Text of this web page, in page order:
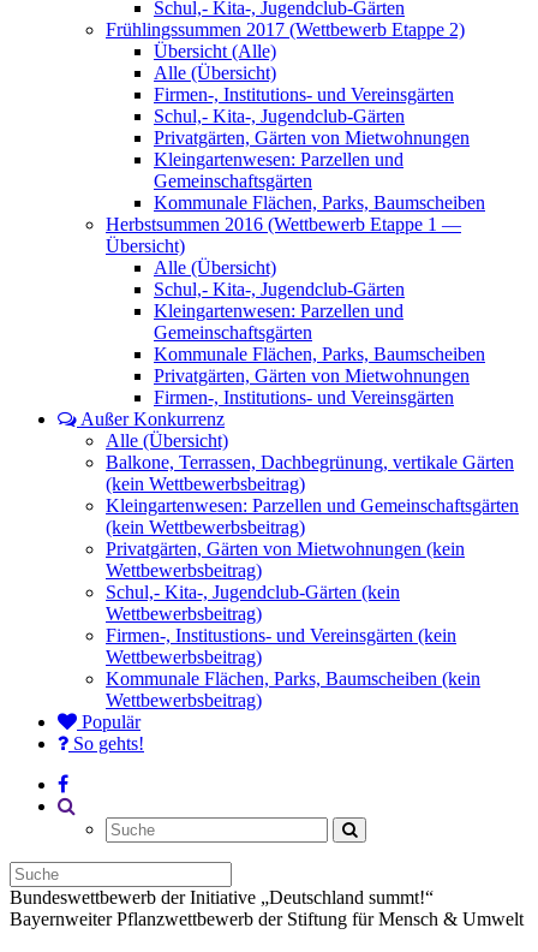
Schul,- Kita-, Jugendclub-Gärten
Frühlingssummen 2017 (Wettbewerb Etappe 2)
Übersicht (Alle)
Alle (Übersicht)
Firmen-, Institutions- und Vereinsgärten
Schul,- Kita-, Jugendclub-Gärten
Privatgärten, Gärten von Mietwohnungen
Kleingartenwesen: Parzellen und
Gemeinschaftsgärten
Kommunale Flächen, Parks, Baumscheiben
Herbstsummen 2016 (Wettbewerb Etappe 1 —
Übersicht)
Alle (Übersicht)
Schul,- Kita-, Jugendclub-Gärten
Kleingartenwesen: Parzellen und
Gemeinschaftsgärten
Kommunale Flächen, Parks, Baumscheiben
Privatgärten, Gärten von Mietwohnungen
Firmen-, Institutions- und Vereinsgärten
Außer Konkurrenz
Alle (Übersicht)
Balkone, Terrassen, Dachbegrünung, vertikale Gärten
(kein Wettbewerbsbeitrag)
Kleingartenwesen: Parzellen und Gemeinschaftsgärten
(kein Wettbewerbsbeitrag)
Privatgärten, Gärten von Mietwohnungen (kein
Wettbewerbsbeitrag)
Schul,- Kita-, Jugendclub-Gärten (kein
Wettbewerbsbeitrag)
Firmen-, Institustions- und Vereinsgärten (kein
Wettbewerbsbeitrag)
Kommunale Flächen, Parks, Baumscheiben (kein
Wettbewerbsbeitrag)
Populär
So gehts!
Bundeswettbewerb der Initiative „Deutschland summt!“
Bayernweiter Pflanzwettbewerb der Stiftung für Mensch & Umwelt